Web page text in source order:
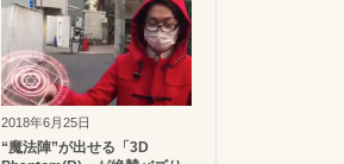
2018年6月25日
“魔法陣”が出せる「3D